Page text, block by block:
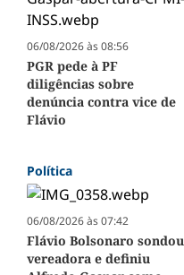
06/08/2026 às 08:56
PGR pede à PF
diligências sobre
denúncia contra vice de
Flávio
Política
06/08/2026 às 07:42
Flávio Bolsonaro sondou
vereadora e definiu